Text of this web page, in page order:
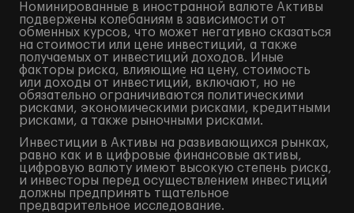
Номинированные в иностранной валюте Активы
подвержены колебаниям в зависимости от
обменных курсов, что может негативно сказаться
на стоимости или цене инвестиций, а также
получаемых от инвестиций доходов. Иные
факторы риска, влияющие на цену, стоимость
или доходы от инвестиций, включают, но не
обязательно ограничиваются политическими
рисками, экономическими рисками, кредитными
рисками, а также рыночными рисками.
Инвестиции в Активы на развивающихся рынках,
равно как и в цифровые финансовые активы,
цифровую валюту имеют высокую степень риска,
и инвесторы перед осуществлением инвестиций
должны предпринять тщательное
предварительное исследование.